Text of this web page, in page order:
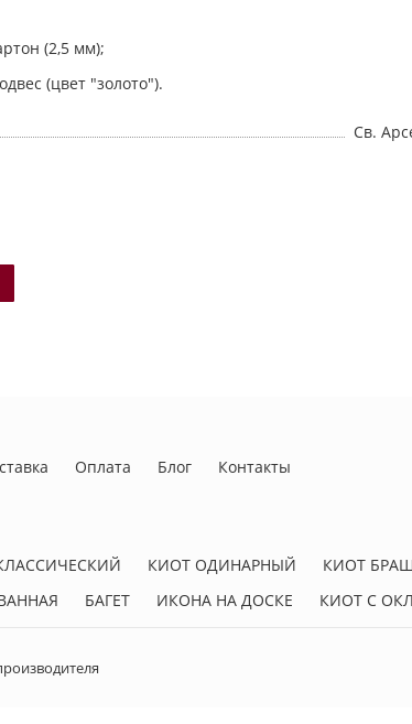
(2,5 мм);
(цвет "золото").
Св.
Оплата Блог Контакты
КИОТ ОДИНАРНЫЙ КИОТ
БАГЕТ ИКОНА НА ДОСКЕ КИОТ С